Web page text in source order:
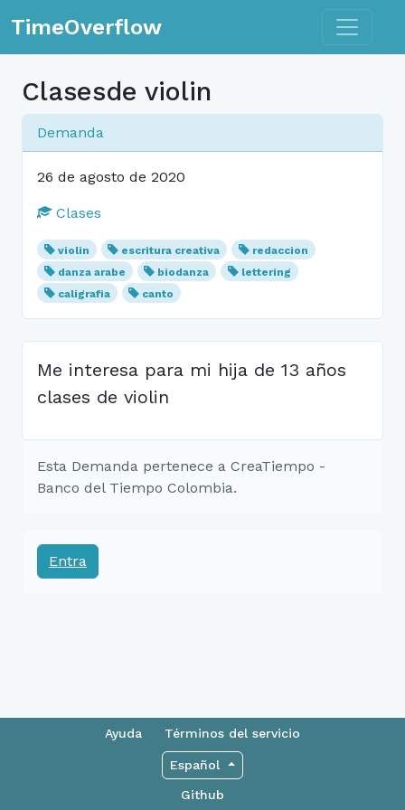
TimeOverflow Toggle
Clasesde violin
Demanda
26 de agosto de 2020
Clases
violin escritura creativa
redaccion
danza arabe
biodanza
lettering
caligrafia
canto
Me interesa para mi hija de 13 años
clases de violin
Esta Demanda pertenece a CreaTiempo -
Banco del Tiempo Colombia.
Entra
Ayuda Términos del servicio
Español
Github